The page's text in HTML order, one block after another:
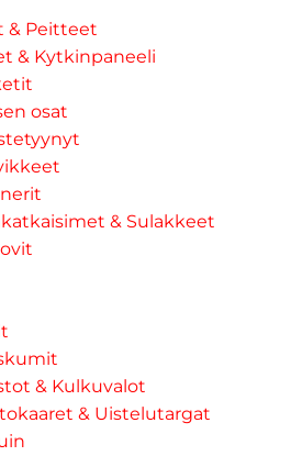
& Peitteet
& Kytkinpaneeli
osat
& Sulakkeet
& Kulkuvalot
& Uistelutargat